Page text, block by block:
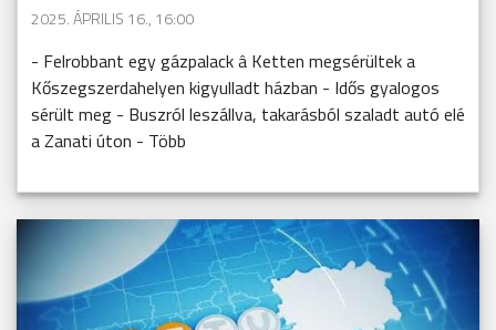
2025. ÁPRILIS 16., 16:00
- Felrobbant egy gázpalack â Ketten megsérültek a
Kőszegszerdahelyen kigyulladt házban - Idős gyalogos
sérült meg - Buszról leszállva, takarásból szaladt autó elé
a Zanati úton - Több